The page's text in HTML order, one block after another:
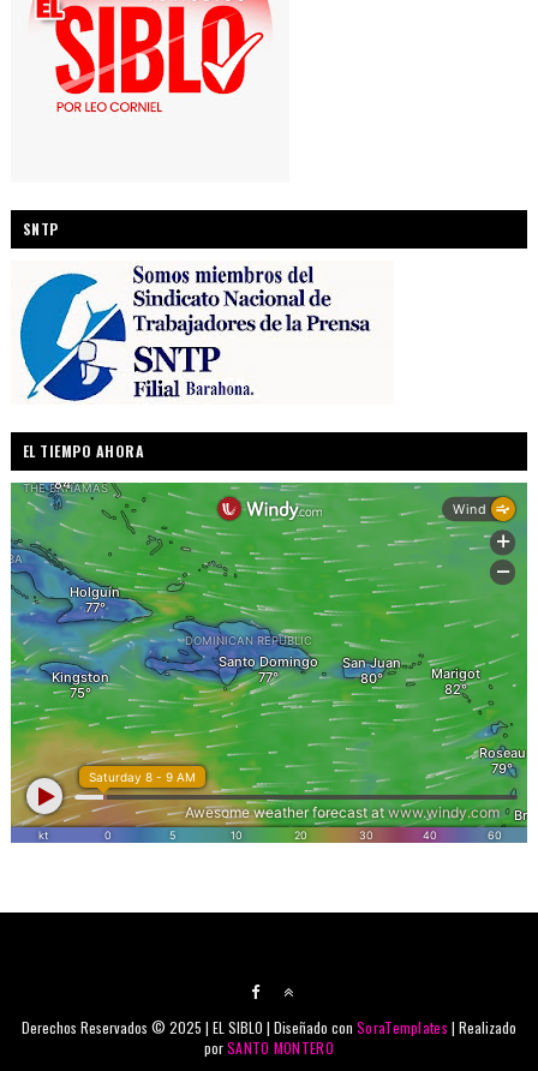
SNTP
EL TIEMPO AHORA
Derechos Reservados © 2025 | EL SIBLO | Diseñado conSoraTemplates | Realizado
porSANTO MONTERO